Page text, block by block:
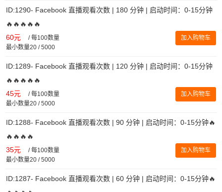
ID:1290- Facebook 直播观看次数 | 180 分钟 | 启动时间：0-15分钟
🔥🔥🔥🔥🔥
60元 /每100数量
最小数量20 / 5000
加入购物车
ID:1289- Facebook 直播观看次数 | 120 分钟 | 启动时间：0-15分钟
🔥🔥🔥🔥🔥
45元 /每100数量
最小数量20 / 5000
加入购物车
ID:1288- Facebook 直播观看次数 | 90 分钟 | 启动时间：0-15分钟🔥
🔥🔥🔥🔥
35元 /每100数量
最小数量20 / 5000
加入购物车
ID:1287- Facebook 直播观看次数 | 60 分钟 | 启动时间：0-15分钟🔥